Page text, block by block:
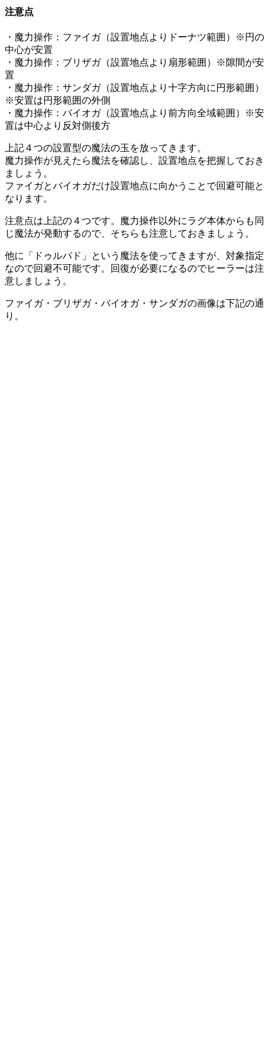
注意点
・魔力操作：ファイガ（設置地点よりドーナツ範囲）※円の
中心が安置
・魔力操作：ブリザガ（設置地点より扇形範囲）※隙間が安
置
・魔力操作：サンダガ（設置地点より十字方向に円形範囲）
※安置は円形範囲の外側
・魔力操作：バイオガ（設置地点より前方向全域範囲）※安
置は中心より反対側後方
上記４つの設置型の魔法の玉を放ってきます。
魔力操作が見えたら魔法を確認し、設置地点を把握しておき
ましょう。
ファイガとバイオガだけ設置地点に向かうことで回避可能と
なります。
注意点は上記の４つです。魔力操作以外にラグ本体からも同
じ魔法が発動するので、そちらも注意しておきましょう。
他に「ドゥルパド」という魔法を使ってきますが、対象指定
なので回避不可能です。回復が必要になるのでヒーラーは注
意しましょう。
ファイガ・ブリザガ・バイオガ・サンダガの画像は下記の通
り。